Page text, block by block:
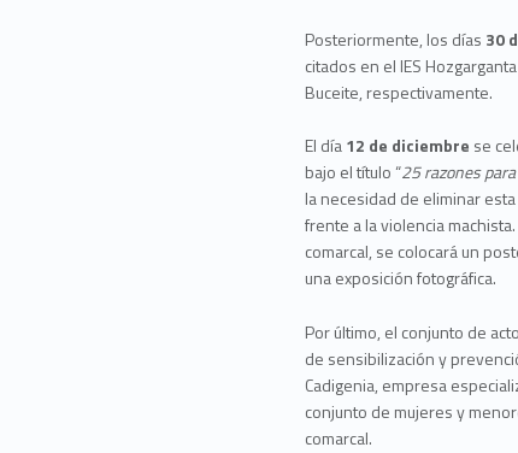
Posteriormente, los días 30
citados en el IES
Buceite, respectivamente.
El día12 de diciembre se
bajo el título “25 razones
la necesidad de eliminar
frente a la violencia
comarcal, se colocará un
una exposición fotográfica.
Por último, el conjunto de
de sensibilización y
Cadigenia, empresa
conjunto de mujeres y
comarcal.